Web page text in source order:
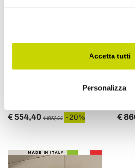
Accetta tutti
Personalizza
Rubinetteria Bidet 3 Fori,
Ottone Vintage – Klarisa
€ 554,40 € 693,00 - 20%
3
€